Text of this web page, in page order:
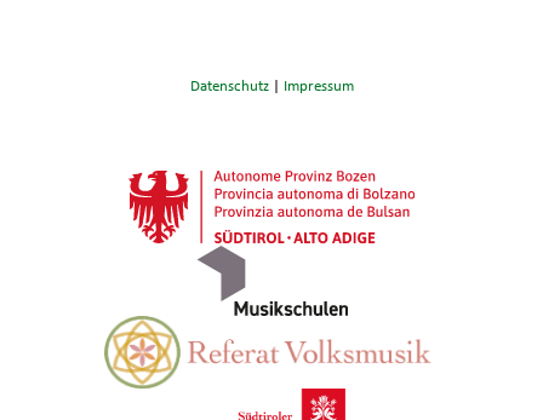
Datenschutz| Impressum